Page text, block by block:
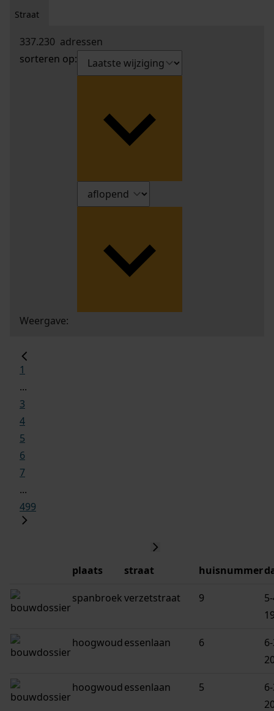
Straat
337.230 adressen
sorteren op:
Weergave:
1
...
3
4
5
6
7
...
499
plaats straat huisnummer
spanbroekverzetstraat 9
hoogwoudessenlaan 6
hoogwoudessenlaan 5